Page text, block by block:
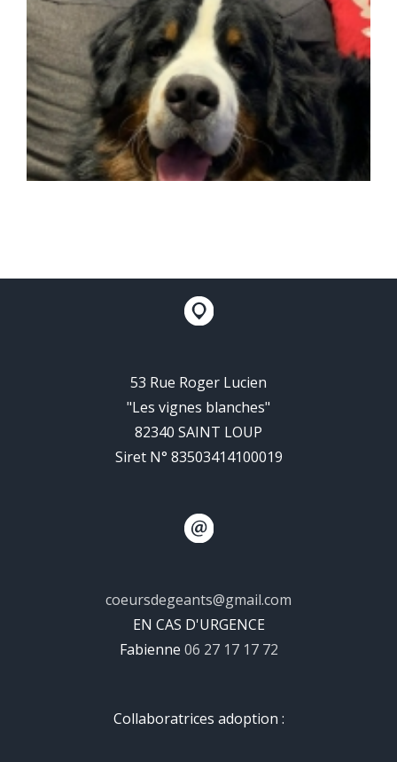
53 Rue Roger Lucien
"Les vignes blanches"
82340 SAINT LOUP
Siret N° 83503414100019
coeursdegeants@gmail.com
EN CAS D'URGENCE
Fabienne 06 27 17 17 72
Collaboratrices adoption :